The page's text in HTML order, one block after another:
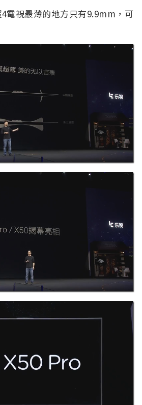
電視最薄的地方只有9.9mm，可